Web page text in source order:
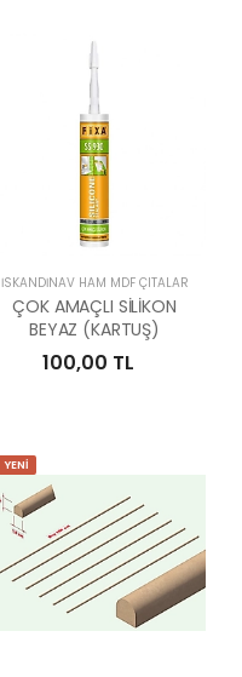
İSKANDİNAV HAM MDF ÇITALAR
ÇOK AMAÇLI SİLİKON
BEYAZ (KARTUŞ)
100,00 TL
YENİ